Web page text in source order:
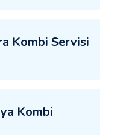
Kombi Servisi
Kombi